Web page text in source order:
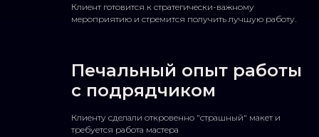
Клиент готовится к стратегически-важному
мероприятию и стремится получить лучшую работу.
Печальный опыт работы
с подрядчиком
Клиенту сделали откровенно "страшный" макет и
требуется работа мастера